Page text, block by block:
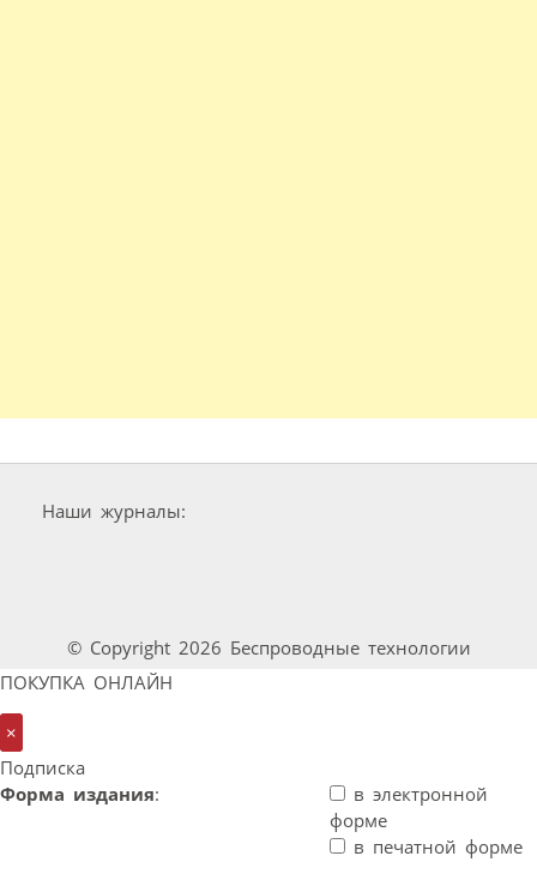
Наши журналы:
© Copyright 2026 Беспроводные технологии
ПОКУПКА ОНЛАЙН
×
Подписка
Форма издания:
в электронной
форме
в печатной форме